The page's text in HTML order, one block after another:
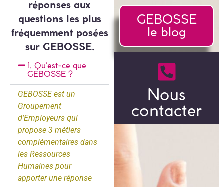
réponses aux
questions les plus
fréquemment posées
sur GEBOSSE.
1. Qu'est-ce que
GEBOSSE ?
GEBOSSE est un
Groupement
d’Employeurs qui
propose 3 métiers
complémentaires dans
les Ressources
Humaines pour
apporter une réponse
GEBOSSE
le blog
Nous
contacter